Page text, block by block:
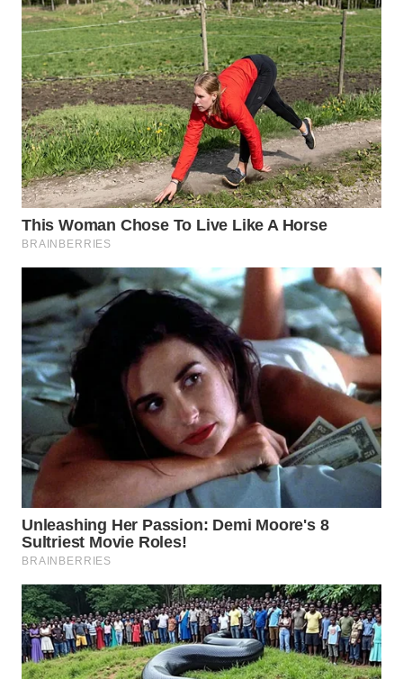
WN
PRIANGAN
TIMUR
WN
SEMARANG
WN
SOLO
WN
BOROBUDUR
WN
MADURA
WN
SURABAYA
WN
NATUNA
WN
BINTAN
WN
MANDALIKA
WN
LIKUPANG